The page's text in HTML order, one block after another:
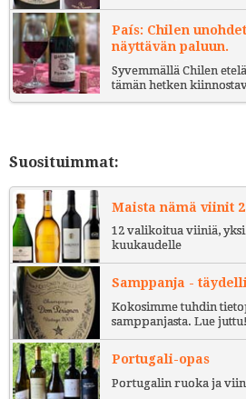
País: Chilen
näyttävän paluun.
Syvemmällä Chilen
tämän hetken
Suosituimmat:
Maista nämä viinit
12 valikoitua viiniä,
kuukaudelle
Samppanja -
Kokosimme tuhdin
samppanjasta. Lue juttu!
Portugali-opas
Portugalin ruoka ja